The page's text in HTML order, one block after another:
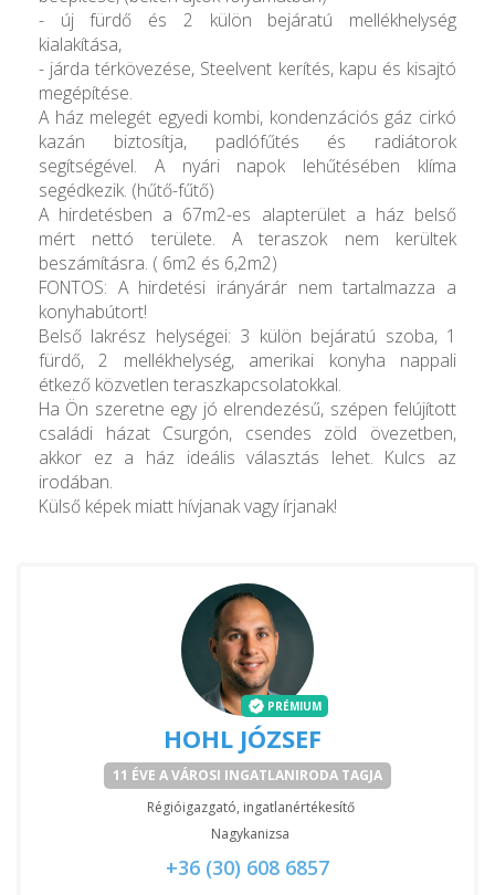
- új fürdő és 2 külön bejáratú mellékhelység
kialakítása,
- járda térkövezése, Steelvent kerítés, kapu és kisajtó
megépítése.
A ház melegét egyedi kombi, kondenzációs gáz cirkó
kazán biztosítja, padlófűtés és radiátorok
segítségével. A nyári napok lehűtésében klíma
segédkezik. (hűtő-fűtő)
A hirdetésben a 67m2-es alapterület a ház belső
mért nettó területe. A teraszok nem kerültek
beszámításra. ( 6m2 és 6,2m2)
FONTOS: A hirdetési irányárár nem tartalmazza a
konyhabútort!
Belső lakrész helységei: 3 külön bejáratú szoba, 1
fürdő, 2 mellékhelység, amerikai konyha nappali
étkező közvetlen teraszkapcsolatokkal.
Ha Ön szeretne egy jó elrendezésű, szépen felújított
családi házat Csurgón, csendes zöld övezetben,
akkor ez a ház ideális választás lehet. Kulcs az
irodában.
Külső képek miatt hívjanak vagy írjanak!
PRÉMIUM
HOHL JÓZSEF
11 ÉVE A VÁROSI INGATLANIRODA TAGJA
Régióigazgató, ingatlanértékesítő
Nagykanizsa
+36 (30) 608 6857